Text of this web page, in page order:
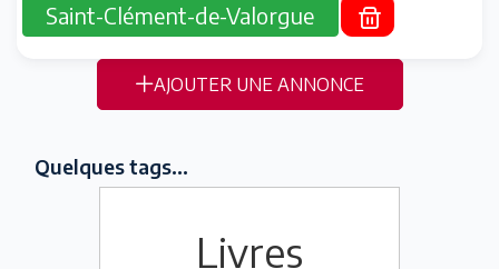
Saint-Clément-de-Valorgue
AJOUTER UNE ANNONCE
Quelques tags...
Livres